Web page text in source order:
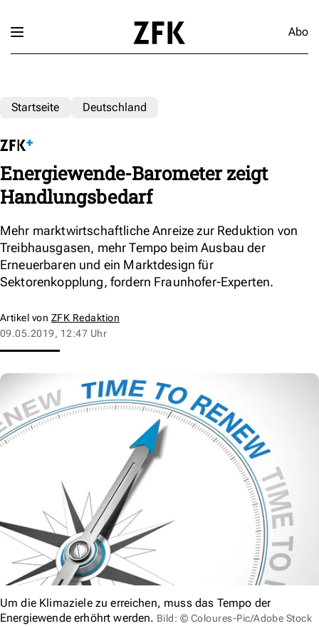
Abo
Startseite Deutschland
Energiewende-Barometer zeigt
Handlungsbedarf
Mehr marktwirtschaftliche Anreize zur Reduktion von
Treibhausgasen, mehr Tempo beim Ausbau der
Erneuerbaren und ein Marktdesign für
Sektorenkopplung, fordern Fraunhofer-Experten.
Artikel von ZFK Redaktion
09.05.2019, 12:47 Uhr
Um die Klimaziele zu erreichen, muss das Tempo der
Energiewende erhöhrt werden. Bild: © Coloures-Pic/Adobe Stock